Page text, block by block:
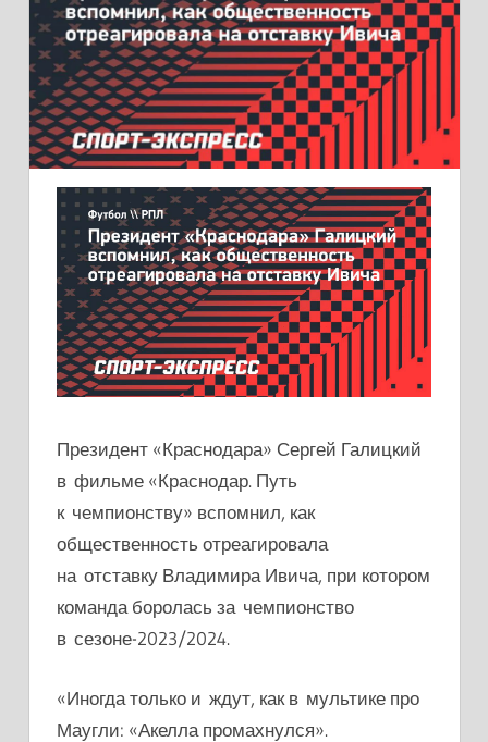
Президент «Краснодара» Сергей Галицкий
в фильме «Краснодар. Путь
к чемпионству» вспомнил, как
общественность отреагировала
на отставку Владимира Ивича, при котором
команда боролась за чемпионство
в сезоне-2023/2024.
«Иногда только и ждут, как в мультике про
Маугли: «Акелла промахнулся».